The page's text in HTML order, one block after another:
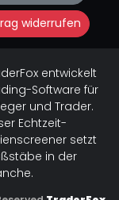
widerrufen
entwickelt
Software für
und Trader.
Echtzeit-
setzt
in der